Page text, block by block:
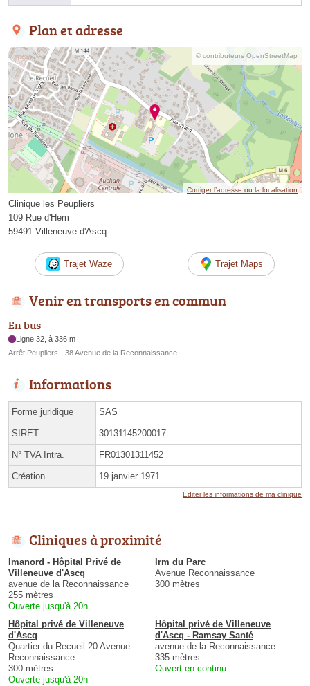
Plan et adresse
© contributeurs OpenStreetMap
Corriger l’adresse ou la localisation
Clinique les Peupliers
109 Rue d'Hem
59491 Villeneuve-d'Ascq
Trajet Waze Trajet Maps
Venir en transports en commun
En bus
Ligne 32, à 336 m
Arrêt Peupliers - 38 Avenue de la Reconnaissance
Informations
Forme juridique SAS
SIRET 30131145200017
N° TVA Intra. FR01301311452
Création 19 janvier 1971
Éditer les informations de ma clinique
Cliniques à proximité
Imanord - Hôpital Privé de
Villeneuve d'Ascq
avenue de la Reconnaissance
255 mètres
Ouverte jusqu'à 20h
Irm du Parc
Avenue Reconnaissance
300 mètres
Hôpital privé de Villeneuve
d'Ascq
Quartier du Recueil 20 Avenue
Reconnaissance
300 mètres
Ouverte jusqu'à 20h
Hôpital privé de Villeneuve
d'Ascq - Ramsay Santé
avenue de la Reconnaissance
335 mètres
Ouvert en continu